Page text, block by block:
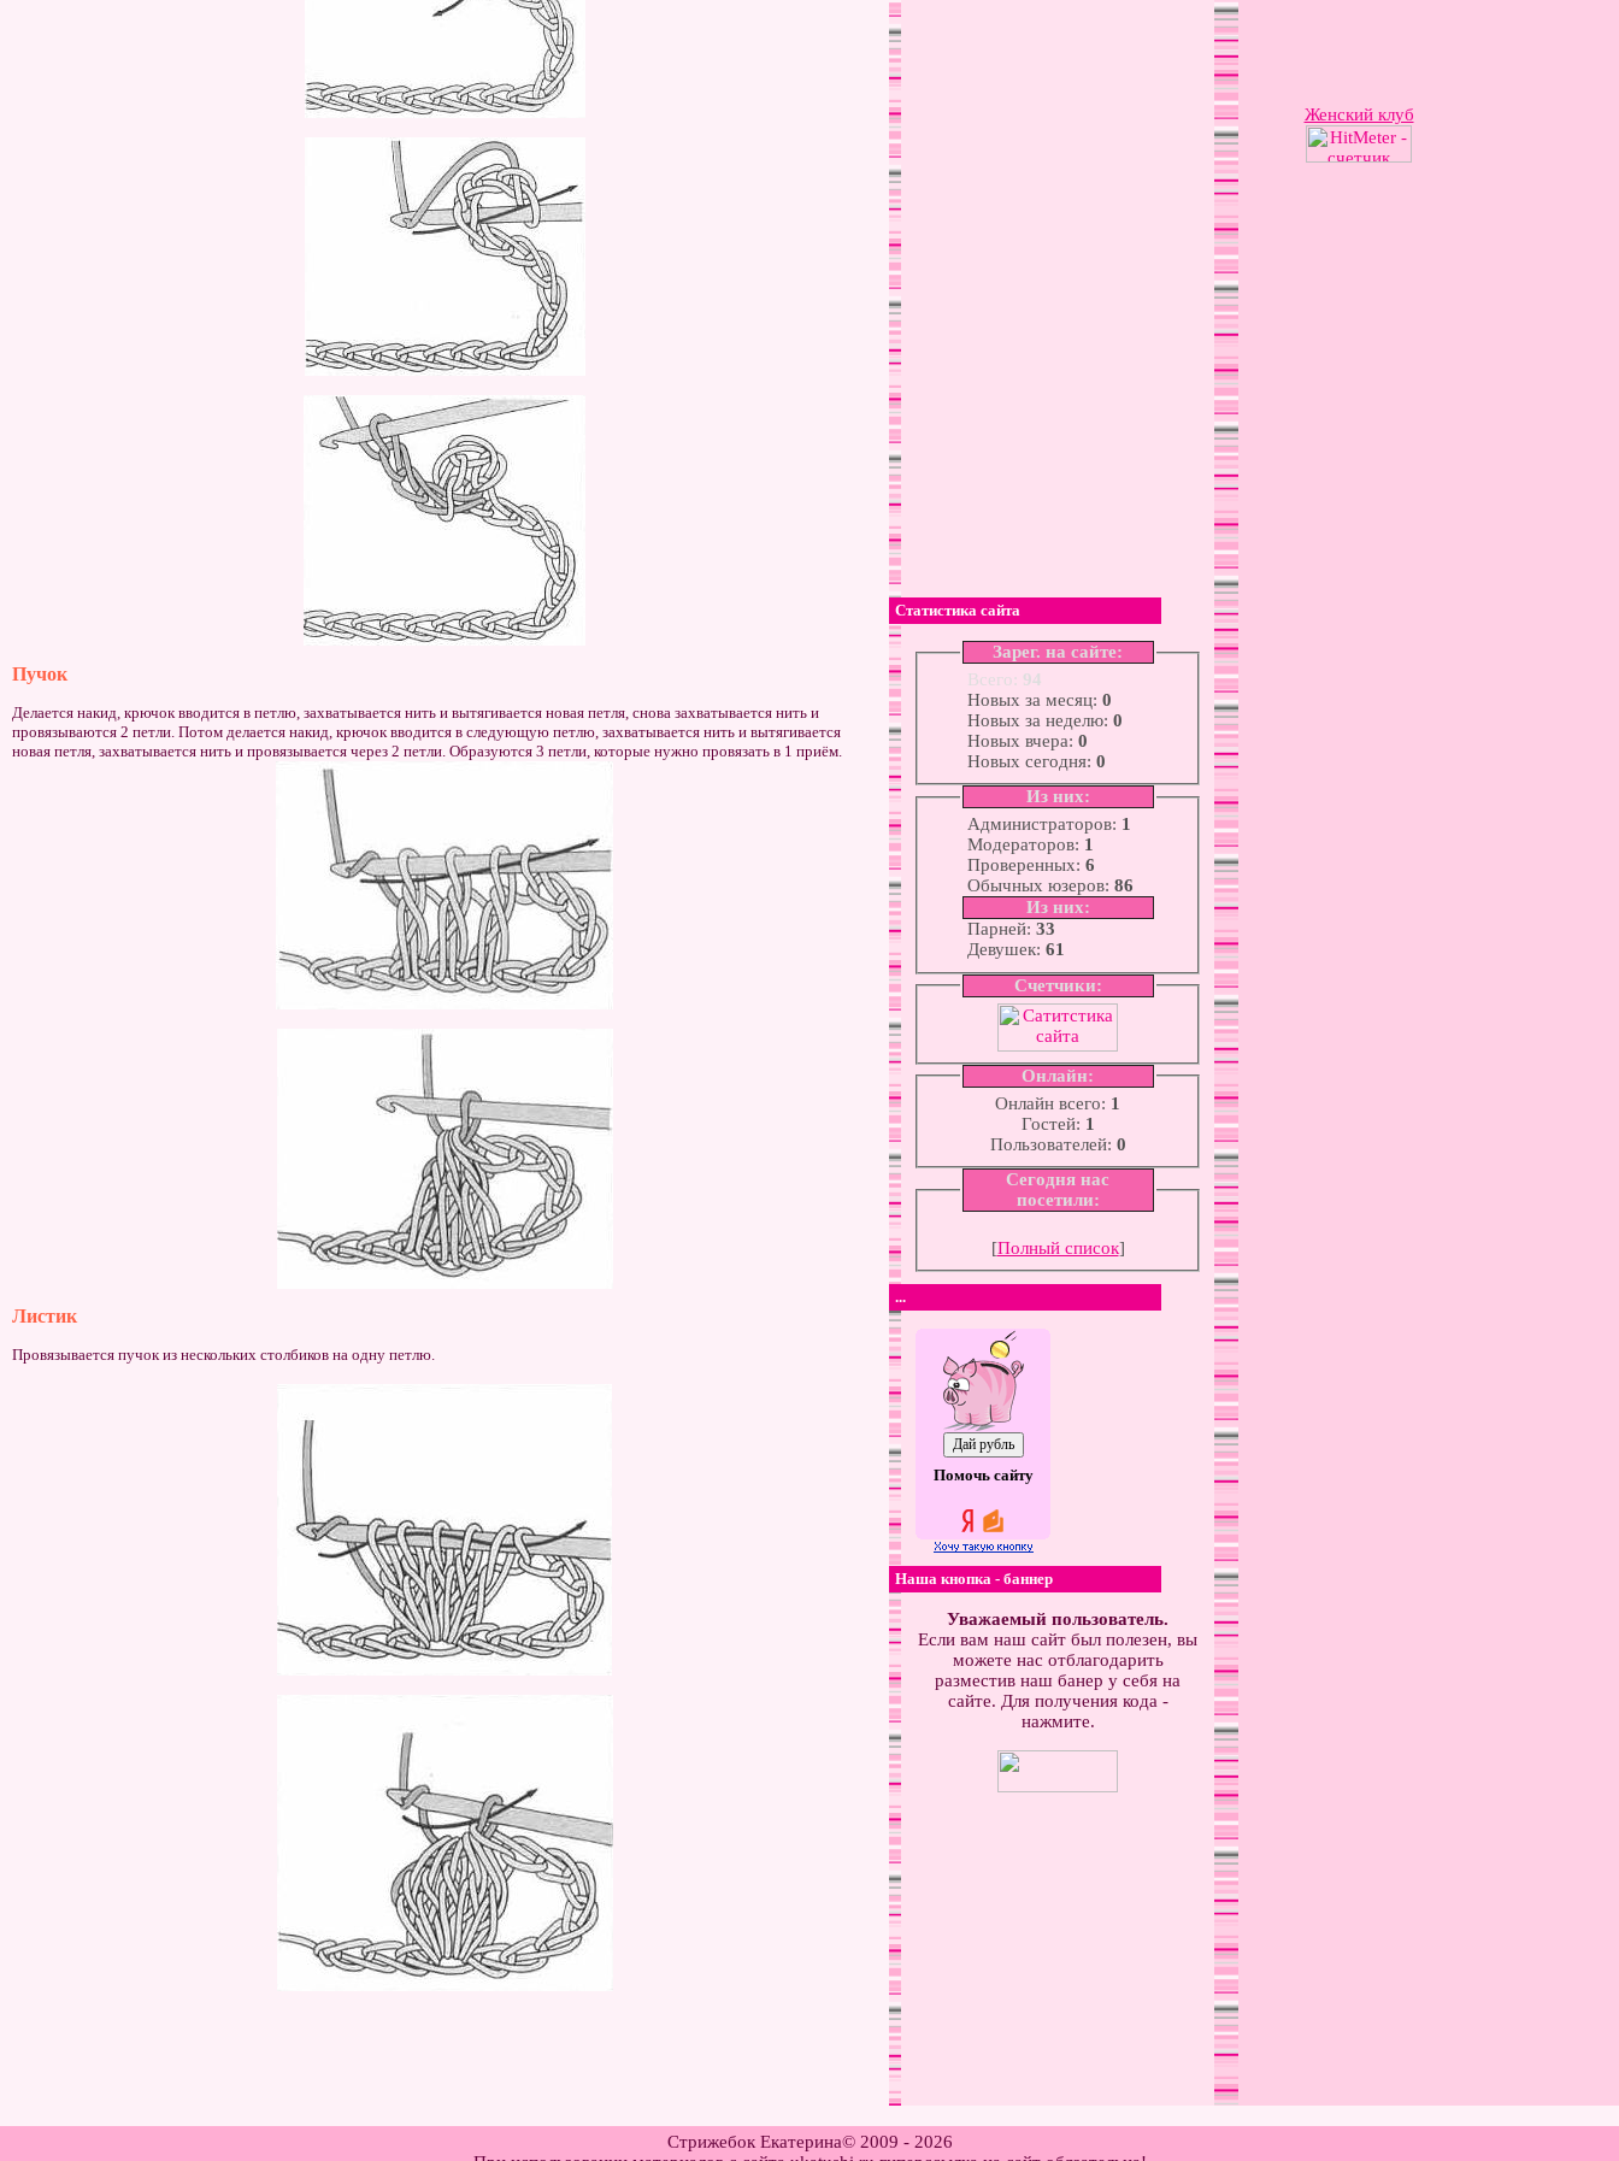
Пучок
Делается накид, крючок вводится в петлю, захватывается нить и вытягивается новая петля, снова захватывается нить и
провязываются 2 петли. Потом делается накид, крючок вводится в следующую петлю, захватывается нить и вытягивается
новая петля, захватывается нить и провязывается через 2 петли. Образуются 3 петли, которые нужно провязать в 1 приём.
Листик
Провязывается пучок из нескольких столбиков на одну петлю.
Статистика сайта
Зарег. на сайте:
Всего: 94
Новых за месяц: 0
Новых за неделю: 0
Новых вчера: 0
Новых сегодня: 0
Из них:
Администраторов: 1
Модераторов: 1
Проверенных: 6
Обычных юзеров: 86
Из них:
Парней: 33
Девушек: 61
Счетчики:
Онлайн:
Онлайн всего: 1
Гостей: 1
Пользователей: 0
Сегодня нас
посетили:
[Полный список]
...
Помочь сайту
Наша кнопка - баннер
Уважаемый пользователь.
Если вам наш сайт был полезен, вы
можете нас отблагодарить
разместив наш банер у себя на
сайте. Для получения кода -
нажмите.
Женский клуб
Стрижебок Екатерина© 2009 - 2026